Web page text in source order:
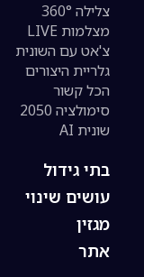
צלילה 360°
מצלמות LIVE
צ'אט עם השונית
גלריית היצורים
הכל קשור
סימולציה 2050
שונית AI
בתי גידול
עושים שינוי
מגזין
אתר